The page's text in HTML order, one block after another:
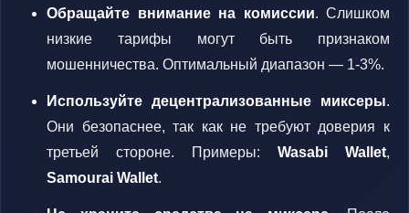
Обращайте внимание на комиссии. Слишком
низкие тарифы могут быть признаком
мошенничества. Оптимальный диапазон — 1-3%.
Используйте децентрализованные миксеры.
Они безопаснее, так как не требуют доверия к
третьей стороне. Примеры: Wasabi Wallet,
Samourai Wallet.